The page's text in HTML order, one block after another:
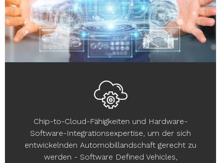
Chip-to-Cloud-Fähigkeiten und Hardware-
Software-Integrationsexpertise, um der sich
entwickelnden Automobillandschaft gerecht zu
werden - Software Defined Vehicles,